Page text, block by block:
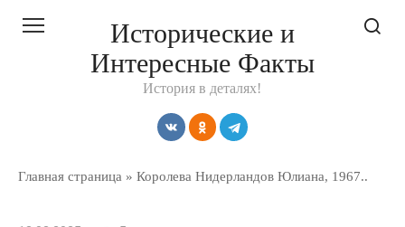
Исторические и
Интересные Факты
История в деталях!
Главная страница » Королева Нидерландов Юлиана, 1967..